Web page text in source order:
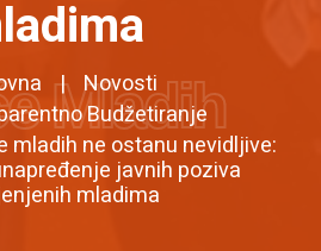
Novosti
Budžetiranje
mladih ne ostanu nevidljive:
javnih poziva
mladima
Mladih